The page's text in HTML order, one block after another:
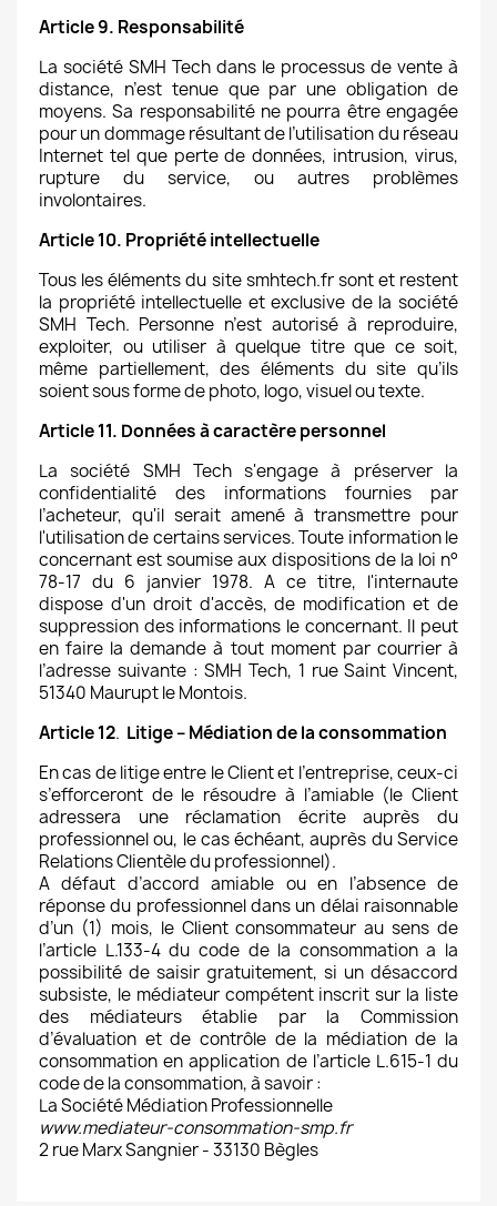
Article 9. Responsabilité
La société SMH Tech dans le processus de vente à
distance, n’est tenue que par une obligation de
moyens. Sa responsabilité ne pourra être engagée
pour un dommage résultant de l’utilisation du réseau
Internet tel que perte de données, intrusion, virus,
rupture du service, ou autres problèmes
involontaires.
Article 10. Propriété intellectuelle
Tous les éléments du site smhtech.fr sont et restent
la propriété intellectuelle et exclusive de la société
SMH Tech. Personne n’est autorisé à reproduire,
exploiter, ou utiliser à quelque titre que ce soit,
même partiellement, des éléments du site qu’ils
soient sous forme de photo, logo, visuel ou texte.
Article 11. Données à caractère personnel
La société SMH Tech s'engage à préserver la
confidentialité des informations fournies par
l’acheteur, qu'il serait amené à transmettre pour
l'utilisation de certains services. Toute information le
concernant est soumise aux dispositions de la loi n°
78-17 du 6 janvier 1978. A ce titre, l'internaute
dispose d'un droit d'accès, de modification et de
suppression des informations le concernant. Il peut
en faire la demande à tout moment par courrier à
l’adresse suivante : SMH Tech, 1 rue Saint Vincent,
51340 Maurupt le Montois.
Article 12. Litige – Médiation de la consommation
En cas de litige entre le Client et l’entreprise, ceux-ci
s’efforceront de le résoudre à l’amiable (le Client
adressera une réclamation écrite auprès du
professionnel ou, le cas échéant, auprès du Service
Relations Clientèle du professionnel).
A défaut d’accord amiable ou en l’absence de
réponse du professionnel dans un délai raisonnable
d’un (1) mois, le Client consommateur au sens de
l’article L.133-4 du code de la consommation a la
possibilité de saisir gratuitement, si un désaccord
subsiste, le médiateur compétent inscrit sur la liste
des médiateurs établie par la Commission
d’évaluation et de contrôle de la médiation de la
consommation en application de l’article L.615-1 du
code de la consommation, à savoir :
La Société Médiation Professionnelle
www.mediateur-consommation-smp.fr
2 rue Marx Sangnier - 33130 Bègles